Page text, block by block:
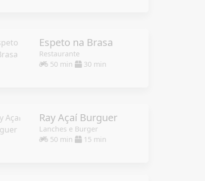
Espeto na Brasa
Restaurante
50 min
30 min
Ray Açaí Burguer
Lanches e Burger
50 min
15 min